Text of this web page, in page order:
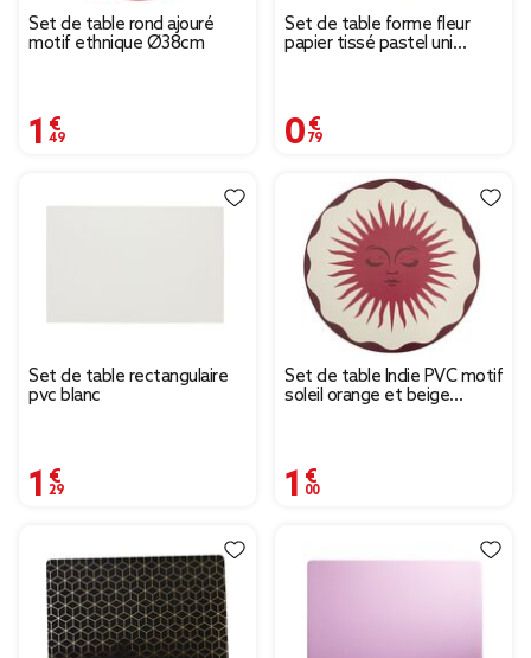
Set de table rond ajouré
motif ethnique Ø38cm
1,49 €
Set de table forme fleur
papier tissé pastel uni
0,79 €
Set de table rectangulaire
pvc blanc
1,29 €
Set de table Indie PVC motif
soleil orange et beige
1,00 €